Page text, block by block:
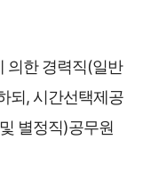
의한 경력직(일반
되, 시간선택제공
별정직)공무원